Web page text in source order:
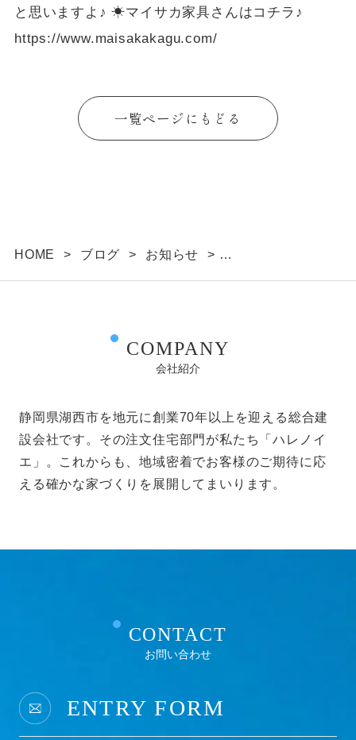
と思いますよ♪ ☀マイサカ家具さんはコチラ♪
https://www.maisakakagu.com/
一覧ページにもどる
HOME > ブログ > お知らせ
>
COMPANY
会社紹介
静岡県湖西市を地元に創業70年以上を迎える総合建
設会社です。その注文住宅部門が私たち「ハレノイ
エ」。これからも、地域密着でお客様のご期待に応
える確かな家づくりを展開してまいります。
CONTACT
お問い合わせ
ENTRY FORM